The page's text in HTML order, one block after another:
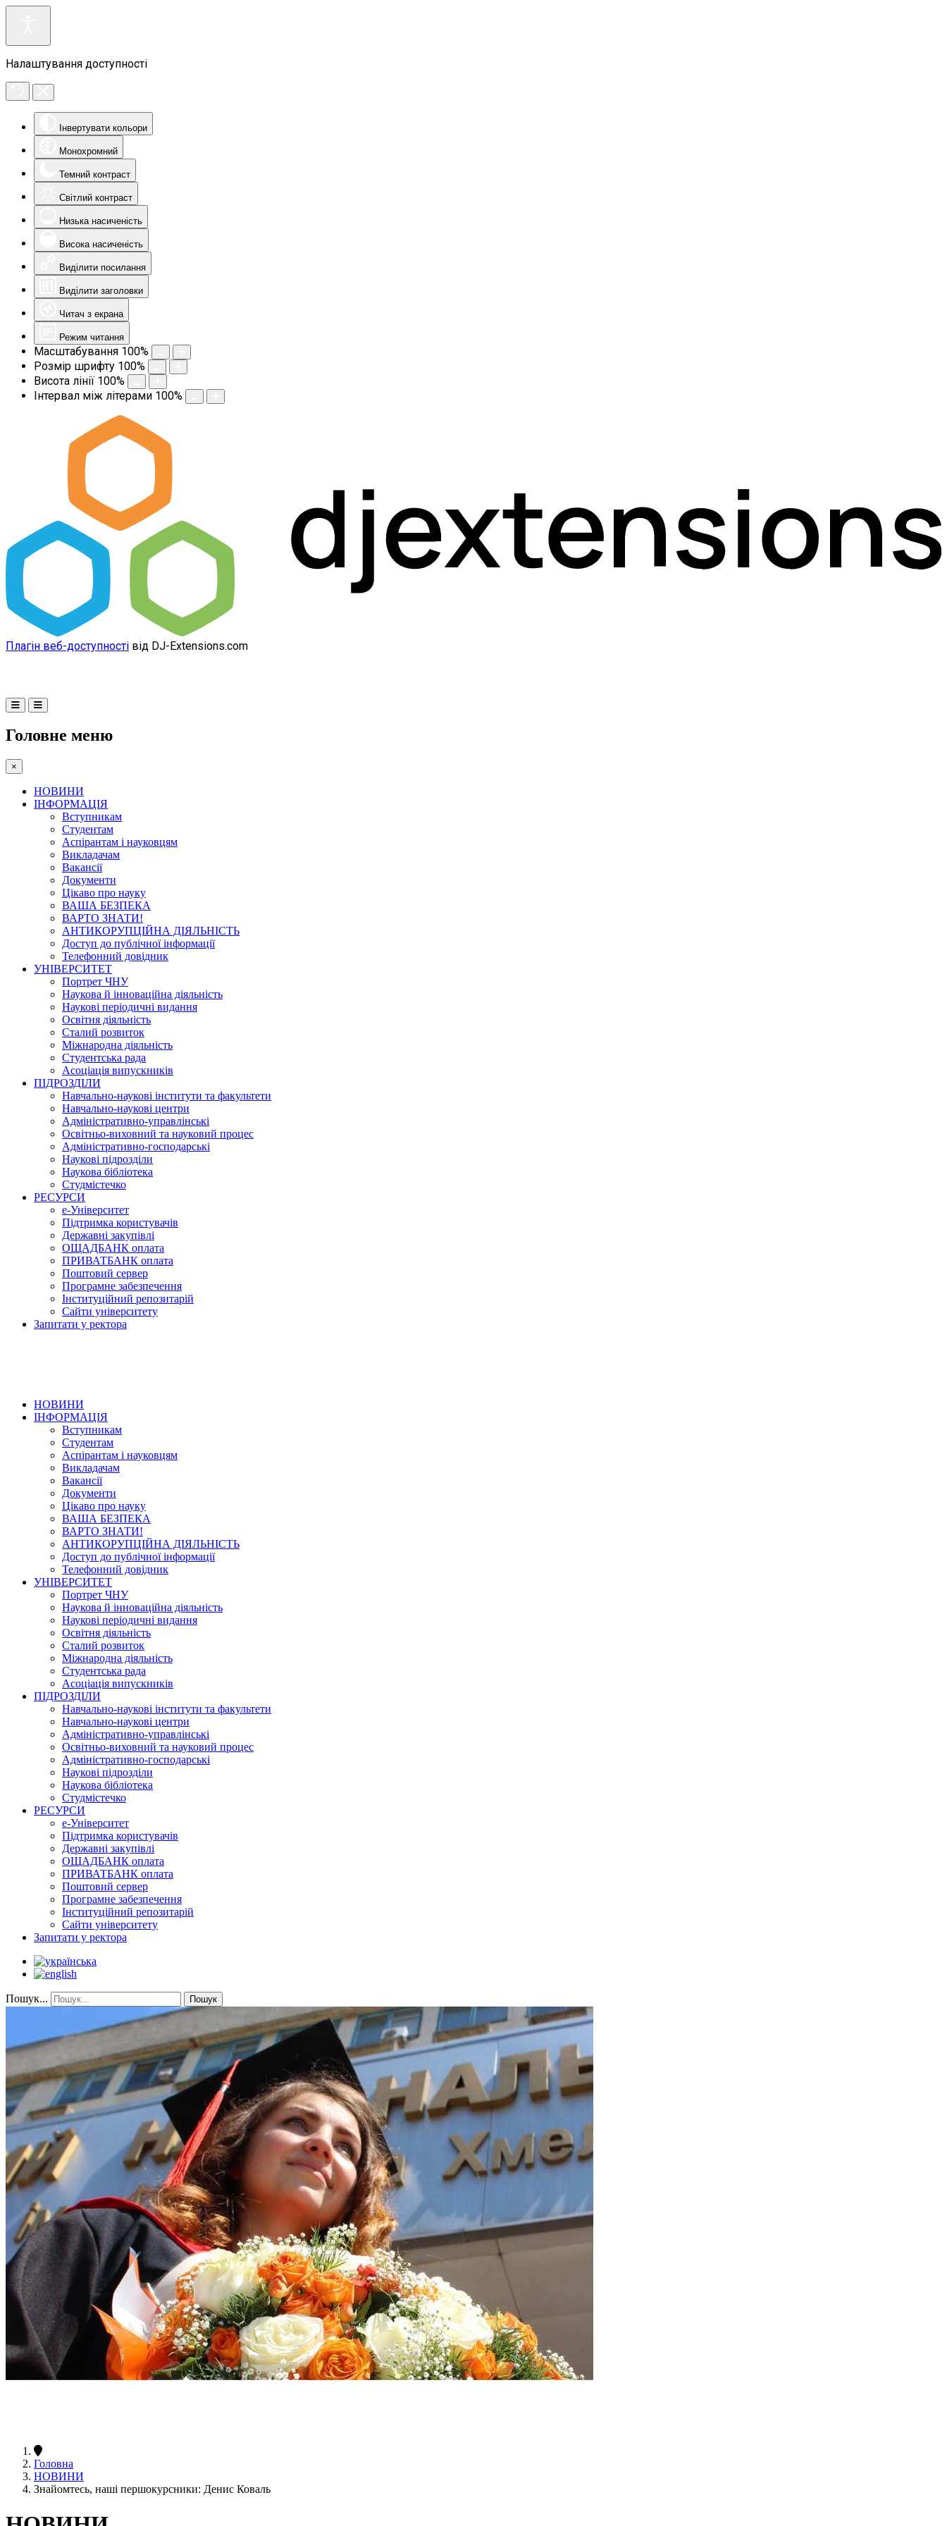
Налаштування доступності
Інвертувати кольори
Монохромний
Темний контраст
Світлий контраст
Низька насиченість
Висока насиченість
Виділити посилання
Виділити заголовки
Читач з екрана
Режим читання
Масштабування 100%
Розмір шрифту 100%
Висота лінії 100%
Інтервал між літерами 100%
Плагін веб-доступності від DJ-Extensions.com
Головне меню
×
НОВИНИ
ІНФОРМАЦІЯ
Вступникам
Студентам
Аспірантам і науковцям
Викладачам
Вакансії
Документи
Цікаво про науку
ВАША БЕЗПЕКА
ВАРТО ЗНАТИ!
АНТИКОРУПЦІЙНА ДІЯЛЬНІСТЬ
Доступ до публічної інформації
Телефонний довідник
УНІВЕРСИТЕТ
Портрет ЧНУ
Наукова й інноваційна діяльність
Наукові періодичні видання
Освітня діяльність
Сталий розвиток
Міжнародна діяльність
Студентська рада
Асоціація випускників
ПІДРОЗДІЛИ
Навчально-наукові інститути та факультети
Навчально-наукові центри
Адміністративно-управлінські
Освітньо-виховний та науковий процес
Адміністративно-господарські
Наукові підрозділи
Наукова бібліотека
Студмістечко
РЕСУРСИ
е-Університет
Підтримка користувачів
Державні закупівлі
ОЩАДБАНК оплата
ПРИВАТБАНК оплата
Поштовий сервер
Програмне забезпечення
Інституційний репозитарій
Сайти університету
Запитати у ректора
НОВИНИ
ІНФОРМАЦІЯ
Вступникам
Студентам
Аспірантам і науковцям
Викладачам
Вакансії
Документи
Цікаво про науку
ВАША БЕЗПЕКА
ВАРТО ЗНАТИ!
АНТИКОРУПЦІЙНА ДІЯЛЬНІСТЬ
Доступ до публічної інформації
Телефонний довідник
УНІВЕРСИТЕТ
Портрет ЧНУ
Наукова й інноваційна діяльність
Наукові періодичні видання
Освітня діяльність
Сталий розвиток
Міжнародна діяльність
Студентська рада
Асоціація випускників
ПІДРОЗДІЛИ
Навчально-наукові інститути та факультети
Навчально-наукові центри
Адміністративно-управлінські
Освітньо-виховний та науковий процес
Адміністративно-господарські
Наукові підрозділи
Наукова бібліотека
Студмістечко
РЕСУРСИ
е-Університет
Підтримка користувачів
Державні закупівлі
ОЩАДБАНК оплата
ПРИВАТБАНК оплата
Поштовий сервер
Програмне забезпечення
Інституційний репозитарій
Сайти університету
Запитати у ректора
Пошук... Пошук
Головна
НОВИНИ
Знайомтесь, наші першокурсники: Денис Коваль